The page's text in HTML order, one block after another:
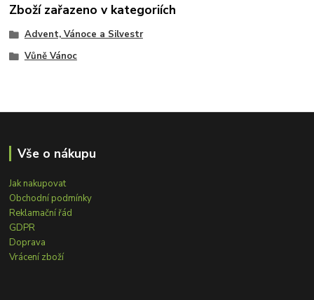
Zboží zařazeno v kategoriích
Advent, Vánoce a Silvestr
Vůně Vánoc
Vše o nákupu
Jak nakupovat
Obchodní podmínky
Reklamační řád
GDPR
Doprava
Vrácení zboží